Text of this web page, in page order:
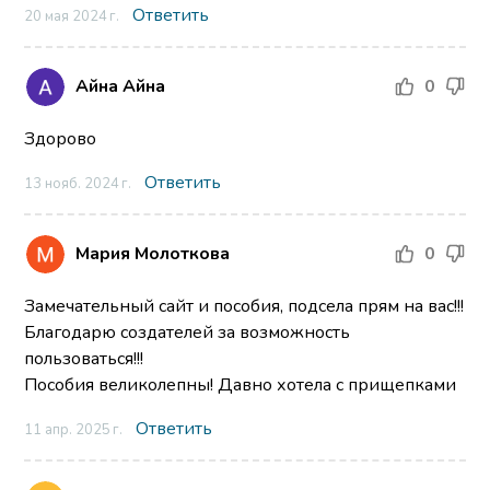
20 мая 2024 г. Ответить
Айна Айна 0
Здорово
13 нояб. 2024 г. Ответить
Мария Молоткова 0
Замечательный сайт и пособия, подсела прям на вас!!!
Благодарю создателей за возможность
пользоваться!!!
Пособия великолепны! Давно хотела с прищепками
11 апр. 2025 г. Ответить